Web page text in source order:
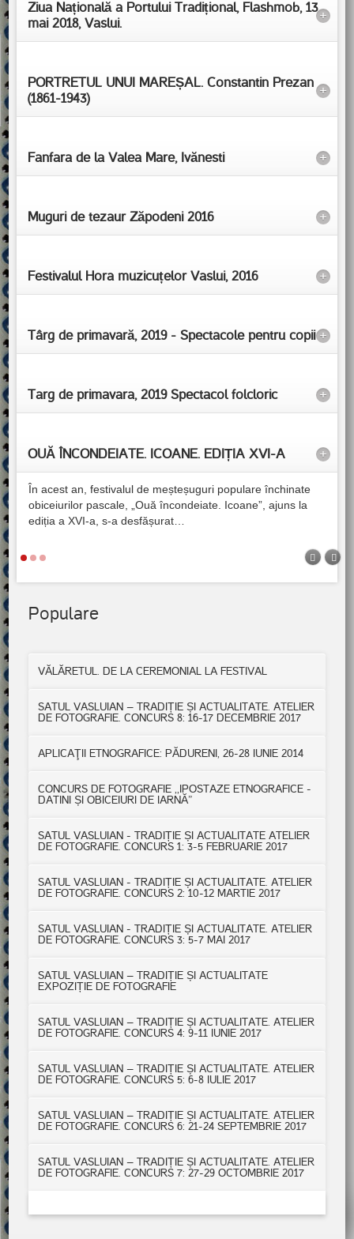
Ziua Națională a Portului Tradițional, Flashmob, 13
mai 2018, Vaslui.
+
PORTRETUL UNUI MAREȘAL. Constantin Prezan
(1861-1943)
+
Fanfara de la Valea Mare, Ivănesti +
Muguri de tezaur Zăpodeni 2016 +
Festivalul Hora muzicuțelor Vaslui, 2016 +
Târg de primavară, 2019 - Spectacole pentru copii +
Targ de primavara, 2019 Spectacol folcloric +
OUĂ ÎNCONDEIATE. ICOANE. EDIȚIA XVI-A +
În acest an, festivalul de meșteșuguri populare închinate
obiceiurilor pascale, „Ouă încondeiate. Icoane”, ajuns la
ediția a XVI-a, s-a desfășurat
Populare
VĂLĂRETUL. DE LA CEREMONIAL LA FESTIVAL
SATUL VASLUIAN – TRADIȚIE ȘI ACTUALITATE. ATELIER
DE FOTOGRAFIE. CONCURS 8: 16-17 DECEMBRIE 2017
APLICAŢII ETNOGRAFICE: PĂDURENI, 26-28 IUNIE 2014
CONCURS DE FOTOGRAFIE ,,IPOSTAZE ETNOGRAFICE -
DATINI ȘI OBICEIURI DE IARNĂ”
SATUL VASLUIAN - TRADIȚIE ȘI ACTUALITATE ATELIER
DE FOTOGRAFIE. CONCURS 1: 3-5 FEBRUARIE 2017
SATUL VASLUIAN - TRADIȚIE ȘI ACTUALITATE. ATELIER
DE FOTOGRAFIE. CONCURS 2: 10-12 MARTIE 2017
SATUL VASLUIAN - TRADIȚIE ȘI ACTUALITATE. ATELIER
DE FOTOGRAFIE. CONCURS 3: 5-7 MAI 2017
SATUL VASLUIAN – TRADIȚIE ȘI ACTUALITATE
EXPOZIȚIE DE FOTOGRAFIE
SATUL VASLUIAN – TRADIȚIE ȘI ACTUALITATE. ATELIER
DE FOTOGRAFIE. CONCURS 4: 9-11 IUNIE 2017
SATUL VASLUIAN – TRADIȚIE ȘI ACTUALITATE. ATELIER
DE FOTOGRAFIE. CONCURS 5: 6-8 IULIE 2017
SATUL VASLUIAN – TRADIȚIE ȘI ACTUALITATE. ATELIER
DE FOTOGRAFIE. CONCURS 6: 21-24 SEPTEMBRIE 2017
SATUL VASLUIAN – TRADIȚIE ȘI ACTUALITATE. ATELIER
DE FOTOGRAFIE. CONCURS 7: 27-29 OCTOMBRIE 2017